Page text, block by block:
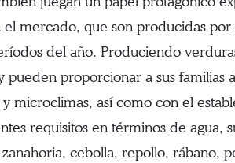
mercado, que son producidas
del año. Produciendo
proporcionar a sus familias
microclimas, así como con el
requisitos en términos de agua,
cebolla, repollo, rábano,